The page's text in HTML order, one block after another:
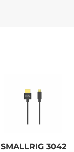
SMALLRIG 3042